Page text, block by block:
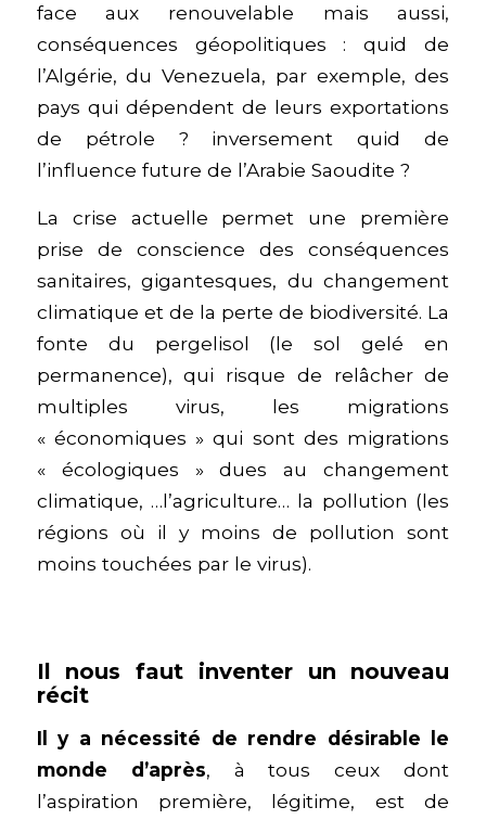
face aux renouvelable mais aussi,
conséquences géopolitiques : quid de
l’Algérie, du Venezuela, par exemple, des
pays qui dépendent de leurs exportations
de pétrole ? inversement quid de
l’influence future de l’Arabie Saoudite ?
La crise actuelle permet une première
prise de conscience des conséquences
sanitaires, gigantesques, du changement
climatique et de la perte de biodiversité. La
fonte du pergelisol (le sol gelé en
permanence), qui risque de relâcher de
multiples virus, les migrations
« économiques » qui sont des migrations
« écologiques » dues au changement
climatique, …l’agriculture… la pollution (les
régions où il y moins de pollution sont
moins touchées par le virus).
Il nous faut inventer un nouveau
récit
Il y a nécessité de rendre désirable le
monde d’après, à tous ceux dont
l’aspiration première, légitime, est de